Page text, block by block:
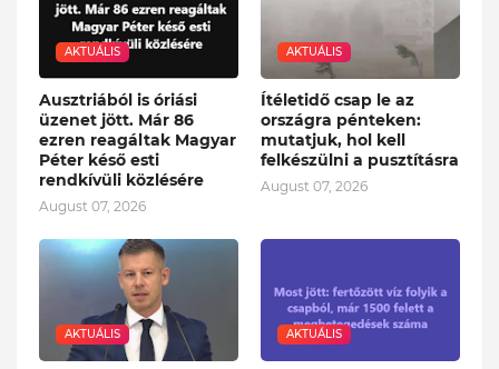
AKTUÁLIS
Ausztriából is óriási
üzenet jött. Már 86
ezren reagáltak Magyar
Péter késő esti
rendkívüli közlésére
August 07, 2026
AKTUÁLIS
Ítéletidő csap le az
országra pénteken:
mutatjuk, hol kell
felkészülni a pusztításra
August 07, 2026
AKTUÁLIS AKTUÁLIS